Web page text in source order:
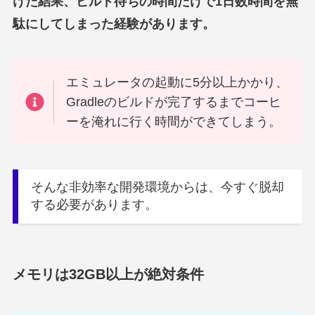
駄にしてしまった経験があります。
エミュレータの起動に5分以上かかり、
Gradleのビルドが完了するまでコーヒ
ーを淹れに行く時間ができてしまう。
そんな非効率な開発環境からは、今すぐ脱却
する必要があります。
メモリは32GB以上が絶対条件